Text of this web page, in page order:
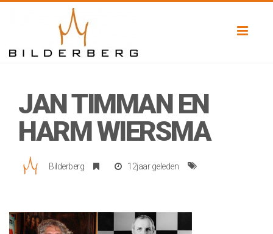
JAN TIMMAN EN
HARM WIERSMA
Bilderberg 12jaar geleden